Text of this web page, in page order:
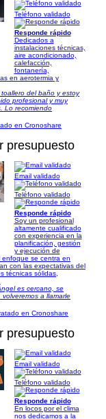
Teléfono validado
Responde rápido
Dedicados a
instalaciones técnicas,
aire acondicionado,
calefacción,
fontanería,
en aerotermia y
del baño y estoy
profesional y muy
Lo recomiendo
en Cronoshare
presupuesto
Email validado
Teléfono validado
Responde rápido
Soy un profesional
altamente cualificado
con experiencia en la
planificación, gestión
y ejecución de
enfoque se centra en
con las expectativas del
técnicas sólidas,
es cercano, se
a llamarle
en Cronoshare
presupuesto
Email validado
Teléfono validado
Responde rápido
En locos por el clima
nos dedicamos a la